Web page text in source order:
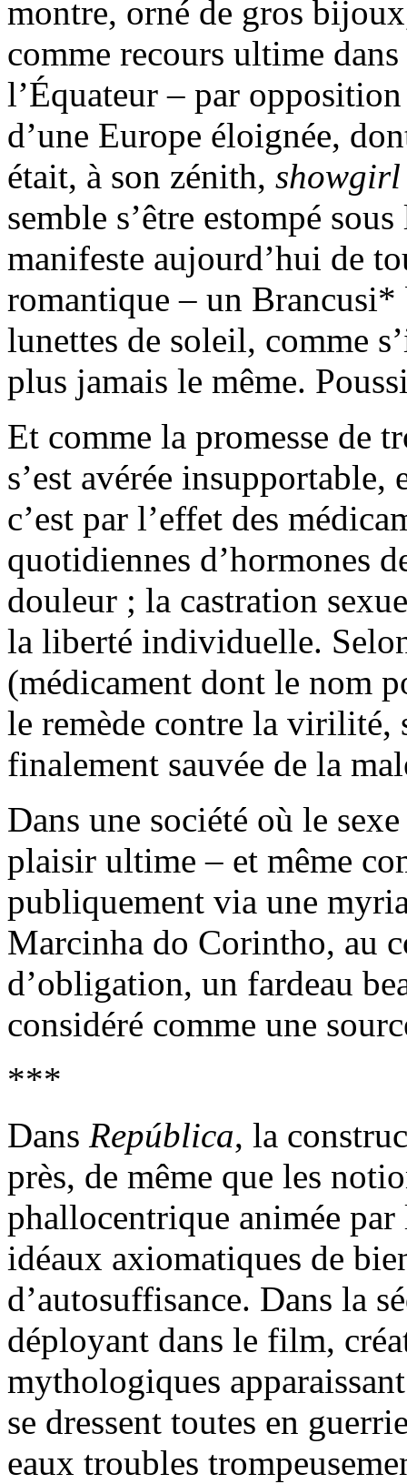
montre, orné de gros
comme recours ultime
l’Équateur – par
d’une Europe éloignée,
était, à son zénith, showgirl
semble s’être estompé
manifeste aujourd’hui de
romantique – un Brancusi*
lunettes de soleil, comme
plus jamais le même.
Et comme la promesse de
s’est avérée
c’est par l’effet des
quotidiennes d’hormones
douleur ; la castration
la liberté individuelle.
(médicament dont le nom
le remède contre la virilité,
finalement sauvée de la
Dans une société où le
plaisir ultime – et même
publiquement via une
Marcinha do Corintho, au
d’obligation, un fardeau
considéré comme une
***
Dans República, la
près, de même que les
phallocentrique animée
idéaux axiomatiques de
d’autosuffisance. Dans la
déployant dans le film,
mythologiques
se dressent toutes en
eaux troubles